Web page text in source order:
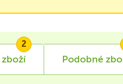
zboží
2
Podobné